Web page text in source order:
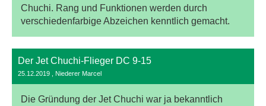
Chuchi. Rang und Funktionen werden durch
verschiedenfarbige Abzeichen kenntlich gemacht.
Der Jet Chuchi-Flieger DC 9-15
25.12.2019 , Niederer Marcel
Die Gründung der Jet Chuchi war ja bekanntlich